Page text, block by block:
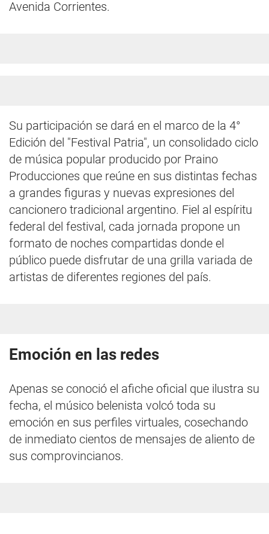
Avenida Corrientes.
Su participación se dará en el marco de la 4°
Edición del "Festival Patria", un consolidado ciclo
de música popular producido por Praino
Producciones que reúne en sus distintas fechas
a grandes figuras y nuevas expresiones del
cancionero tradicional argentino. Fiel al espíritu
federal del festival, cada jornada propone un
formato de noches compartidas donde el
público puede disfrutar de una grilla variada de
artistas de diferentes regiones del país.
Emoción en las redes
Apenas se conoció el afiche oficial que ilustra su
fecha, el músico belenista volcó toda su
emoción en sus perfiles virtuales, cosechando
de inmediato cientos de mensajes de aliento de
sus comprovincianos.